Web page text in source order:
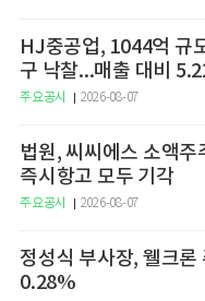
HJ중공업, 1044억 규
구 낙찰...매출 대비
주요공시 2026-08-07
법원, 씨씨에스 소액
즉시항고 모두 기각
주요공시 2026-08-07
정성식 부사장, 웰크론 주식
0.28%